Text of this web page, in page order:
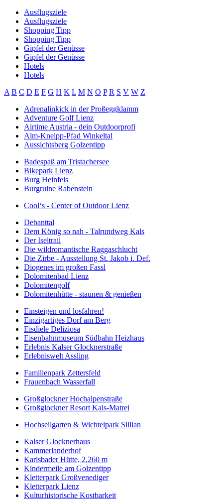
Ausflugsziele
Ausflugsziele
Shopping Tipp
Shopping Tipp
Gipfel der Genüsse
Gipfel der Genüsse
Hotels
Hotels
A B C D E F G H K L M N O P R S V W Z
Adrenalinkick in der Proßeggklamm
Adventure Golf Lienz
Airtime Austria - dein Outdoorprofi
Alm-Kneipp-Pfad Winkeltal
Aussichtsberg Golzentipp
Badespaß am Tristachersee
Bikepark Lienz
Burg Heinfels
Burgruine Rabenstein
Cool‘s - Center of Outdoor Lienz
Debanttal
Dem König so nah - Talrundweg Kals
Der Iseltrail
Die wildromantische Raggaschlucht
Die Zirbe - Ausstellung St. Jakob i. Def.
Diogenes im großen Fassl
Dolomitenbad Lienz
Dolomitengolf
Dolomitenhütte - staunen & genießen
Einsteigen und losfahren!
Einzigartiges Dorf am Berg
Eisdiele Deliziosa
Eisenbahnmuseum Südbahn Heizhaus
Erlebnis Kalser Glocknerstraße
Erlebniswelt Assling
Familienpark Zettersfeld
Frauenbach Wasserfall
Großglockner Hochalpenstraße
Großglockner Resort Kals-Matrei
Hochseilgarten & Wichtelpark Sillian
Kalser Glocknerhaus
Kammerlanderhof
Karlsbader Hütte, 2.260 m
Kindermeile am Golzentipp
Kletterpark Großvenediger
Kletterpark Lienz
Kulturhistorische Kostbarkeit